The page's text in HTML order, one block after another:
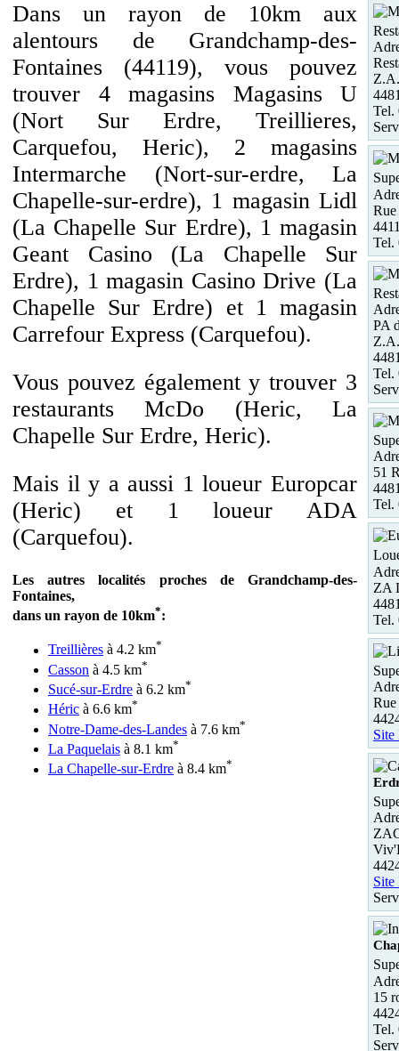
Dans un rayon de 10km aux
alentours de Grandchamp-des-
Fontaines (44119), vous pouvez
trouver 4 magasins Magasins U
(Nort Sur Erdre, Treillieres,
Carquefou, Heric), 2 magasins
Intermarche (Nort-sur-erdre, La
Chapelle-sur-erdre), 1 magasin Lidl
(La Chapelle Sur Erdre), 1 magasin
Geant Casino (La Chapelle Sur
Erdre), 1 magasin Casino Drive (La
Chapelle Sur Erdre) et 1 magasin
Carrefour Express (Carquefou).
Vous pouvez également y trouver 3
restaurants McDo (Heric, La
Chapelle Sur Erdre, Heric).
Mais il y a aussi 1 loueur Europcar
(Heric) et 1 loueur ADA
(Carquefou).
Les autres localités proches de Grandchamp-des-
Fontaines,
dans un rayon de 10km*:
Treillières à 4.2 km*
Casson à 4.5 km*
Sucé-sur-Erdre à 6.2 km*
Héric à 6.6 km*
Notre-Dame-des-Landes à 7.6 km*
La Paquelais à 8.1 km*
La Chapelle-sur-Erdre à 8.4 km*
Tel.
Tel.
PA
Tel.
51
Tel.
ZA
Tel.
Site
Site
15
Tel.